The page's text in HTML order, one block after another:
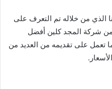
الذي من خلاله تم التعرف على
شركة المجد كلين أفضل
تعمل على تقديمه من العديد من